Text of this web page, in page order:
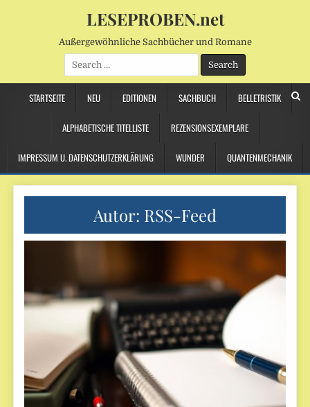
LESEPROBEN.net
Außergewöhnliche Sachbücher und Romane
Search
for:
STARTSEITE NEU EDITIONEN SACHBUCH BELLETRISTIK
ALPHABETISCHE TITELLISTE REZENSIONSEXEMPLARE
IMPRESSUM U. DATENSCHUTZERKLÄRUNG WUNDER QUANTENMECHANIK
Autor: RSS-Feed